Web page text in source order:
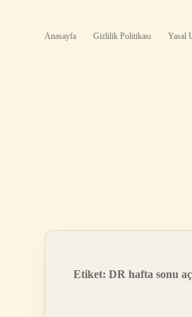
Anasayfa Gizlilik Politikası Yasal
Etiket: DR hafta sonu